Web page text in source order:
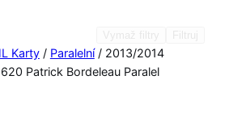
Karty/ Paralelní/ 2013/2014
Patrick Bordeleau Paralel